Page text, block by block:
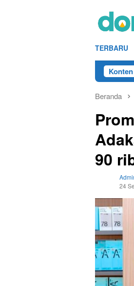
TERBARU
Info Kerja Teknisi/Mekanik DAMRI
Beranda
90
24